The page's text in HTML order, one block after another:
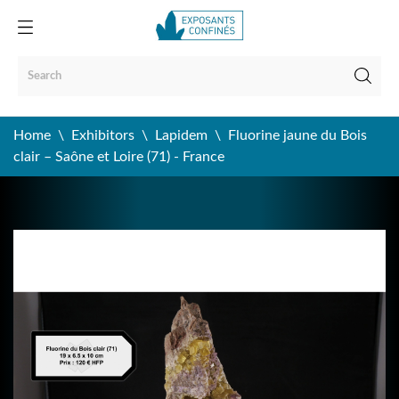
Home Exhibitors Lapidem
Fluorine jaune du Bois
clair – Saône et Loire (71) - France